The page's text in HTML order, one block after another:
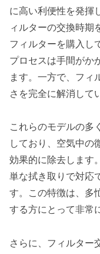
に高い利便性を発揮
ィルターの交換時期
フィルターを購入し
プロセスは手間がか
ます。一方で、フィ
さを完全に解消して
これらのモデルの多
しており、空気中の
効果的に除去します
単な拭き取りで対応
す。この特徴は、多
する方にとって非常
さらに、フィルター